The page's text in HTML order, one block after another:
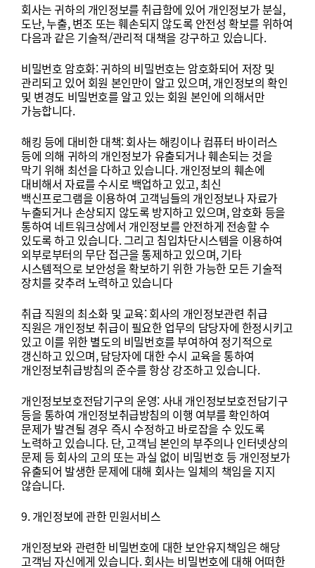
회사는귀하의 개인정보를취급함에 있어 개인정보가분실,
도난,누출,변조 또는훼손되지 않도록 안전성 확보를 위하여
다음과같은 기술적/관리적 대책을 강구하고 있습니다.
비밀번호 암호화:귀하의 비밀번호는 암호화되어 저장및
관리되고 있어 회원 본인만이 알고 있으며,개인정보의 확인
및 변경도 비밀번호를 알고 있는 회원 본인에 의해서만
가능합니다.
해킹 등에 대비한 대책:회사는해킹이나컴퓨터 바이러스
등에 의해 귀하의 개인정보가유출되거나훼손되는 것을
막기 위해 최선을 다하고 있습니다.개인정보의 훼손에
대비해서 자료를수시로 백업하고 있고,최신
백신프로그램을 이용하여 고객님들의 개인정보나자료가
누출되거나손상되지 않도록 방지하고 있으며,암호화등을
통하여 네트워크상에서 개인정보를 안전하게 전송할수
있도록하고 있습니다.그리고 침입차단시스템을 이용하여
외부로부터의 무단접근을통제하고 있으며,기타
시스템적으로보안성을확보하기 위한 가능한모든 기술적
장치를 갖추려 노력하고 있습니다
취급 직원의 최소화 및 교육:회사의 개인정보관련 취급
직원은 개인정보취급이 필요한 업무의 담당자에 한정시키고
있고 이를 위한 별도의 비밀번호를부여하여 정기적으로
갱신하고 있으며,담당자에 대한수시 교육을통하여
개인정보취급방침의 준수를항상강조하고 있습니다.
개인정보보호전담기구의 운영:사내 개인정보보호전담기구
등을통하여 개인정보취급방침의 이행 여부를확인하여
문제가발견될 경우 즉시 수정하고 바로잡을 수 있도록
노력하고 있습니다. 단,고객님 본인의 부주의나인터넷상의
문제 등 회사의 고의 또는과실 없이 비밀번호등 개인정보가
유출되어 발생한문제에 대해 회사는 일체의 책임을 지지
않습니다.
9.개인정보에 관한 민원서비스
개인정보와관련한 비밀번호에 대한보안유지책임은해당
고객님 자신에게 있습니다.회사는 비밀번호에 대해 어떠한